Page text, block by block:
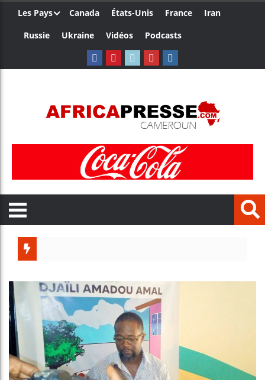
Les Pays Canada États-Unis France
Iran
Russie
Ukraine Vidéos Podcasts